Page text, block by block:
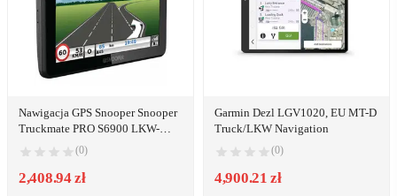
Nawigacja GPS Snooper Snooper
Truckmate PRO S6900 LKW-
Navigationssystem
(0)
2,408.94 zł
Garmin Dezl LGV1020, EU MT-D
Truck/LKW Navigation
(0)
4,900.21 zł